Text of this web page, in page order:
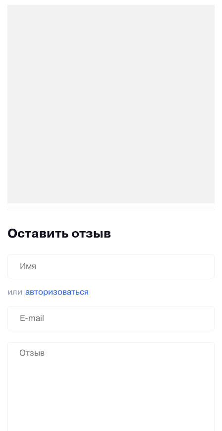
Оставить отзыв
или авторизоваться